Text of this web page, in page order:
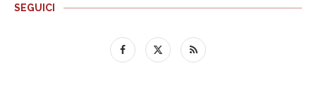
SEGUICI